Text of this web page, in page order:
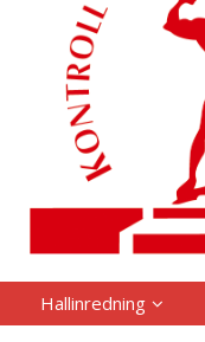
Hallinredning